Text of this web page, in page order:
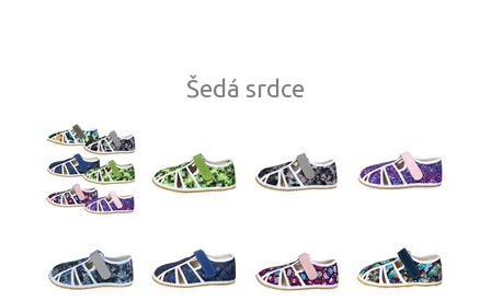
Šedá srdce